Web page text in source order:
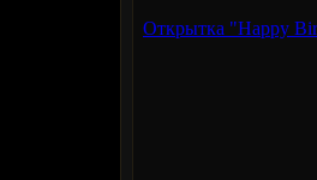
Открытка "Happy